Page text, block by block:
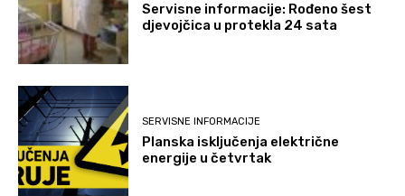
Servisne informacije: Rođeno šest
djevojčica u protekla 24 sata
SERVISNE INFORMACIJE
Planska isključenja električne
energije u četvrtak